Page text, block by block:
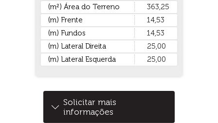
(m²) Área do Terreno
363,25
(m) Frente
14,53
(m) Fundos
14,53
(m) Lateral Direita
25,00
(m) Lateral Esquerda
25,00
Solicitar mais
informações